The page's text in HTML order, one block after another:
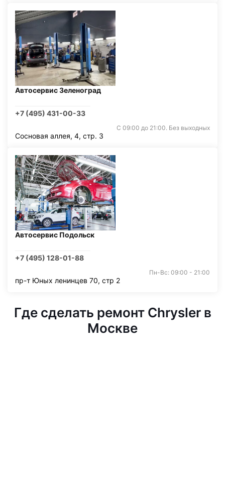
Автосервис Зеленоград
+7 (495) 431-00-33
С 09:00 до 21:00. Без выходных
Сосновая аллея, 4, стр. 3
Автосервис Подольск
+7 (495) 128-01-88
Пн-Вс: 09:00 - 21:00
пр-т Юных ленинцев 70, стр 2
Где сделать ремонт Chrysler в
Москве